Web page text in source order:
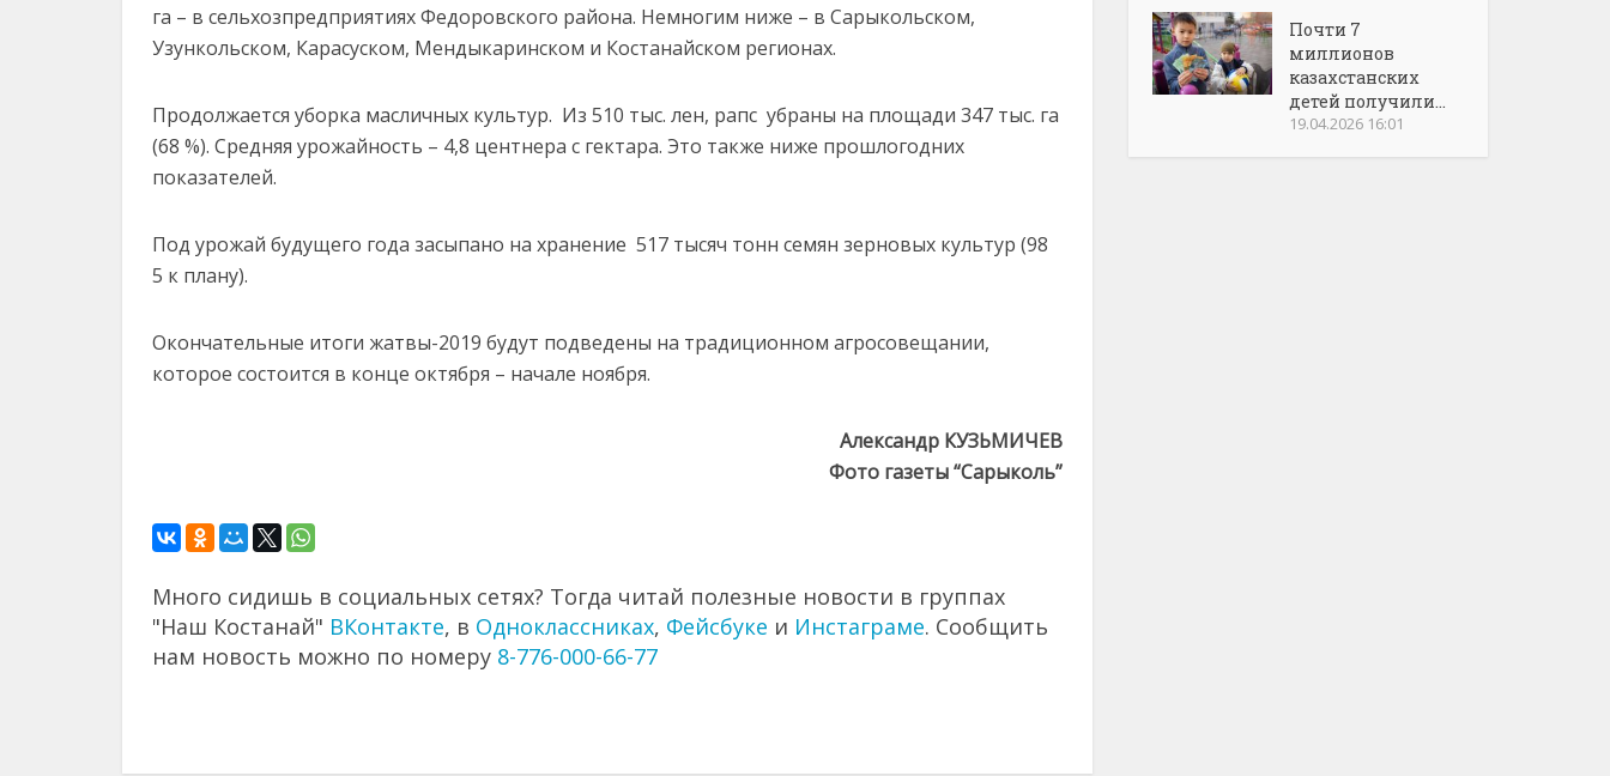
га – в сельхозпредприятиях Федоровского района. Немногим ниже – в Сарыкольском,
Узункольском, Карасуском, Мендыкаринском и Костанайском регионах.
Продолжается уборка масличных культур. Из 510 тыс. лен, рапс убраны на площади 347 тыс. га
(68 %). Средняя урожайность – 4,8 центнера с гектара. Это также ниже прошлогодних
показателей.
Под урожай будущего года засыпано на хранение 517 тысяч тонн семян зерновых культур (98
5 к плану).
Окончательные итоги жатвы-2019 будут подведены на традиционном агросовещании,
которое состоится в конце октября – начале ноября.
Александр КУЗЬМИЧЕВ
Фото газеты “Сарыколь”
Много сидишь в социальных сетях? Тогда читай полезные новости в группах
"Наш Костанай" ВКонтакте, в Одноклассниках, Фейсбуке и Инстаграме. Сообщить
нам новость можно по номеру 8-776-000-66-77
Почти 7
миллионов
казахстанских
детей получили...
19.04.2026 16:01